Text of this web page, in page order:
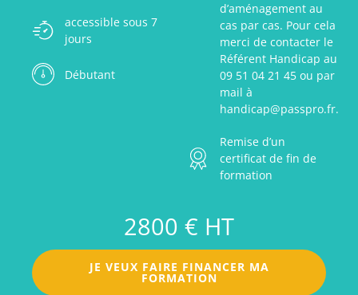
accessible sous 7
jours
Débutant
d’aménagement au
cas par cas. Pour cela
merci de contacter le
Référent Handicap au
09 51 04 21 45 ou par
mail à
handicap@passpro.fr.
Remise d’un
certificat de fin de
formation
2800 € HT
JE VEUX FAIRE FINANCER MA
FORMATION